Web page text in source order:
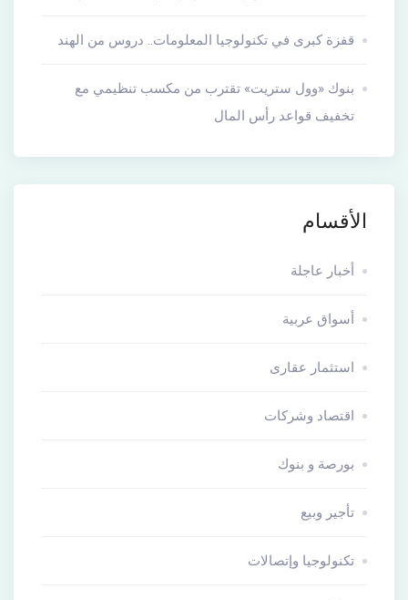
قفزة كبرى في تكنولوجيا المعلومات.. دروس من الهند
بنوك «وول ستريت» تقترب من مكسب تنظيمي مع
تخفيف قواعد رأس المال
الأقسام
أخبار عاجلة
أسواق عربية
استثمار عقارى
اقتصاد وشركات
بورصة و بنوك
تأجير وبيع
تكنولوجيا وإتصالات